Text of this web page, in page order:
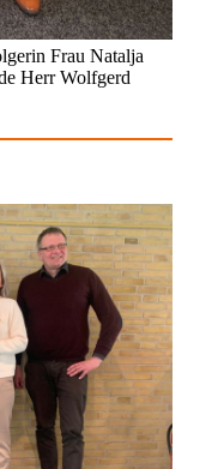
Frau Natalja
Herr Wolfgerd